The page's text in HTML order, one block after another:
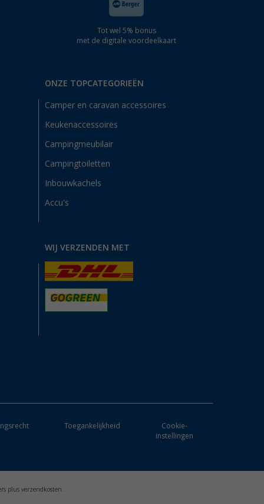
Tot wel 5% bonus
met de digitale voordeelkaart
ONZE TOPCATEGORIEËN
Camper en caravan accessoires
Keukenaccessoires
Campingmeubilair
Campingtoiletten
Inbouwkachels
Accu's
WIJ VERZENDEN MET
Toegankelijkheid
Cookie-
instellingen
plus verzendkosten.